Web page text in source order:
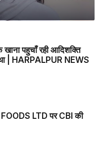
पहुचाँ रही आदिशक्ति
| HARPALPUR NEWS
LTD पर CBI की